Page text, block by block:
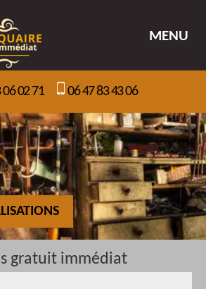
MENU
06 02 71 06 47 83 43 06
gratuit immédiat